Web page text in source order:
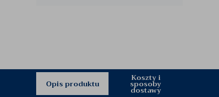
Opis produktu
Koszty i
sposoby
dostawy